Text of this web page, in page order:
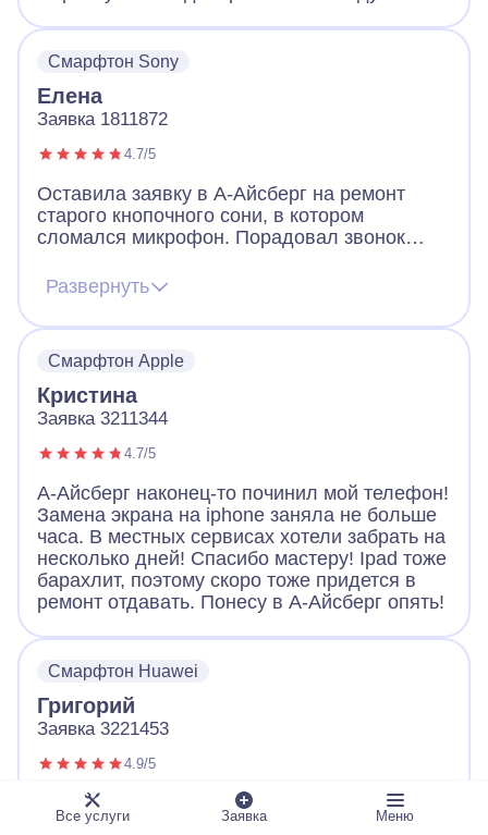
Смарфтон Sony
Елена
Заявка 1811872
4.7/5
Оставила заявку в А-Айсберг на ремонт
старого кнопочного сони, в котором
сломался микрофон. Порадовал звонок
назначил мастера, договорились, что он
приедет вечером того же дня. Так и
случилось. Мастер разобрал телефон, что-
Большое спасибо!
Развернуть
Смарфтон Apple
Кристина
Заявка 3211344
4.7/5
А-Айсберг наконец-то починил мой телефон!
Замена экрана на iphone заняла не больше
часа. В местных сервисах хотели забрать на
несколько дней! Спасибо мастеру! Ipad тоже
барахлит, поэтому скоро тоже придется в
ремонт отдавать. Понесу в А-Айсберг опять!
Смарфтон Huawei
Григорий
Заявка 3221453
4.9/5
Обращался с неисправным телефоном в А-
Айсберг. Оператор вежливо выслушал и
Все услуги Заявка Меню